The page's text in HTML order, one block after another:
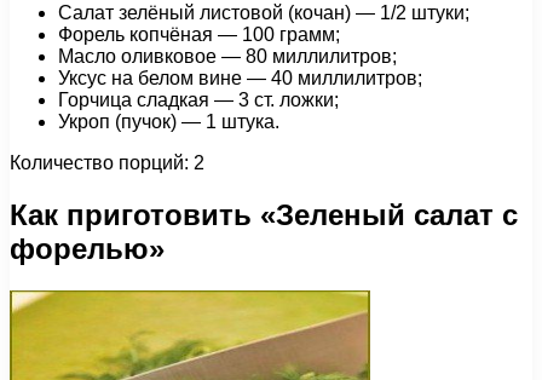
Салат зелёный листовой (кочан) — 1/2 штуки;
Форель копчёная — 100 грамм;
Масло оливковое — 80 миллилитров;
Уксус на белом вине — 40 миллилитров;
Горчица сладкая — 3 ст. ложки;
Укроп (пучок) — 1 штука.
Количество порций: 2
Как приготовить «Зеленый салат с
форелью»